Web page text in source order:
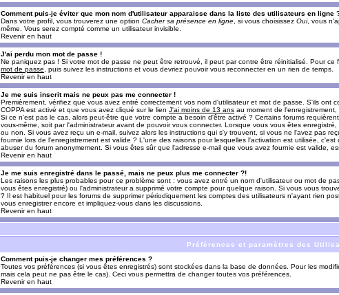
Comment puis-je éviter que mon nom d'utilisateur apparaisse dans la liste des utilisateurs en ligne
Dans votre profil, vous trouverez une option Cacher sa présence en ligne , si vous choisissez Oui, vous
même. Vous serez compté comme un utilisateur invisible.
Revenir en haut
J'ai perdu mon mot de passe !
Ne paniquez pas ! Si votre mot de passe ne peut être retrouvé, il peut par contre être réinitialisé. Pour
mot de passe , puis suivez les instructions et vous devriez pouvoir vous reconnecter en un rien de temps.
Revenir en haut
Je me suis inscrit mais ne peux pas me connecter !
Premièrement, vérifiez que vous avez entré correctement vos nom d'utilisateur et mot de passe. S'ils ont
COPPA est activé et que vous avez cliqué sur le lien J'ai moins de 13 ans au moment de
Si ce n'est pas le cas, alors peut-être que votre compte a besoin d'être activé ? Certains forums
vous-même, soit par l'administrateur avant de pouvoir vous connecter. Lorsque vous vous êtes
ou non. Si vous avez reçu un e-mail, suivez alors les instructions qui s'y trouvent, si vous ne l'avez pas
fournie lors de l'enregistrement est valide ? L'une des raisons pour lesquelles l'activation est utilisée,
abuser du forum anonymement. Si vous êtes sûr que l'adresse e-mail que vous avez fournie est valide,
Revenir en haut
Je me suis enregistré dans le passé, mais ne peux plus me connecter ?!
Les raisons les plus probables pour ce problème sont : vous avez entré un nom d'utilisateur ou mot de
vous êtes enregistré) ou l'administrateur a supprimé votre compte pour quelque raison. Si vous vous
? Il est habituel pour les forums de supprimer périodiquement les comptes des utilisateurs n'ayant rien
vous enregistrer encore et impliquez-vous dans les discussions.
Revenir en haut
Préférences et paramètres des
Comment puis-je changer mes préférences ?
Toutes vos préférences (si vous êtes enregistrés) sont stockées dans la base de données. Pour les
mais cela peut ne pas être le cas). Ceci vous permettra de changer toutes vos préférences.
Revenir en haut